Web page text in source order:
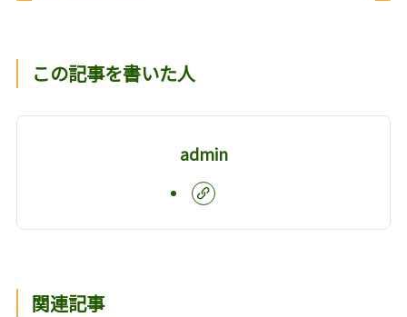
この記事を書いた人
admin
関連記事